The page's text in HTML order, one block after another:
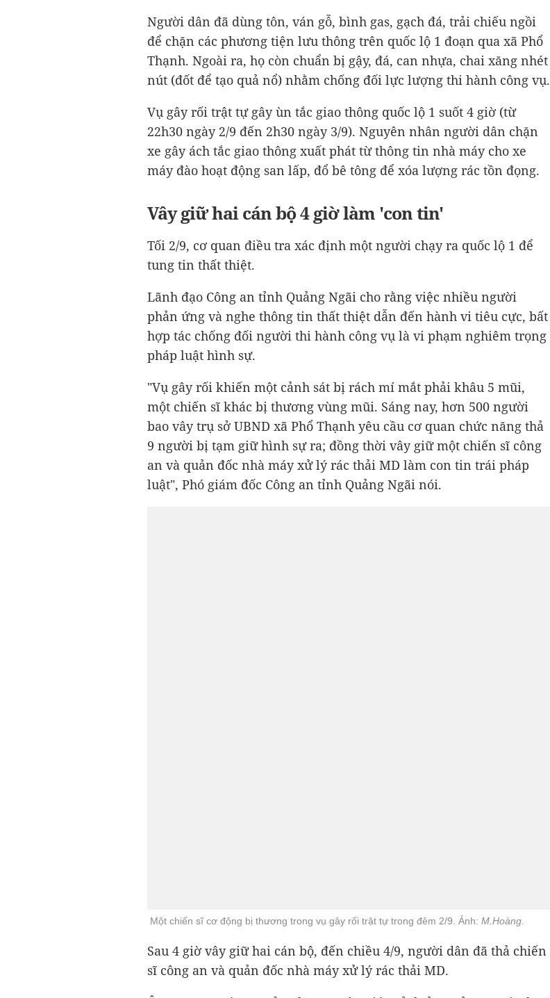
Người dân đã dùng tôn, ván gỗ, bình gas, gạch đá, trải chiếu ngồi
để chặn các phương tiện lưu thông trên quốc lộ 1 đoạn qua xã Phổ
Thạnh. Ngoài ra, họ còn chuẩn bị gậy, đá, can nhựa, chai xăng nhét
nút (đốt để tạo quả nổ) nhằm chống đối lực lượng thi hành công vụ.
Vụ gây rối trật tự gây ùn tắc giao thông quốc lộ 1 suốt 4 giờ (từ
22h30 ngày 2/9 đến 2h30 ngày 3/9). Nguyên nhân người dân chặn
xe gây ách tắc giao thông xuất phát từ thông tin nhà máy cho xe
máy đào hoạt động san lấp, đổ bê tông để xóa lượng rác tồn đọng.
Vây giữ hai cán bộ 4 giờ làm 'con tin'
Tối 2/9, cơ quan điều tra xác định một người chạy ra quốc lộ 1 để
tung tin thất thiệt.
Lãnh đạo Công an tỉnh Quảng Ngãi cho rằng việc nhiều người
phản ứng và nghe thông tin thất thiệt dẫn đến hành vi tiêu cực, bất
hợp tác chống đối người thi hành công vụ là vi phạm nghiêm trọng
pháp luật hình sự.
"Vụ gây rối khiến một cảnh sát bị rách mí mắt phải khâu 5 mũi,
một chiến sĩ khác bị thương vùng mũi. Sáng nay, hơn 500 người
bao vây trụ sở UBND xã Phổ Thạnh yêu cầu cơ quan chức năng thả
9 người bị tạm giữ hình sự ra; đồng thời vây giữ một chiến sĩ công
an và quản đốc nhà máy xử lý rác thải MD làm con tin trái pháp
luật", Phó giám đốc Công an tỉnh Quảng Ngãi nói.
đến các cơ quan báo chí", ông Hào cho biết thêm.